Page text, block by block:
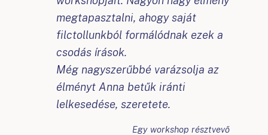
megtapasztalni, ahogy saját
filctollunkból formálódnak ezek a
csodás írások.
Még nagyszerűbbé varázsolja az
élményt Anna betűk iránti
lelkesedése, szeretete.
Egy workshop résztvevő